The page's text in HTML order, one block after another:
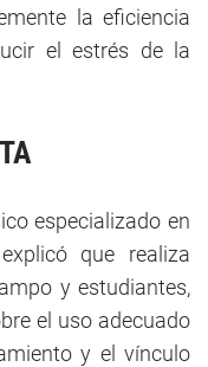
la eficiencia
el estrés de la
especializado en
que realiza
y estudiantes,
el uso adecuado
y el vínculo